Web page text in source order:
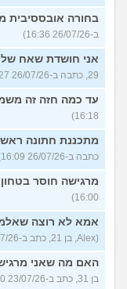
בחורה אובססיבית
ב-26/07/26 16:36)
אני חושדת שאח
29, כתבה ב-26/07/26 16:27)
עד כמה חזה זה
16:18)
מתכננת חתונה
כתבה ב-26/07/26 16:09)
מרגישה חוסר
16:00)
אמא לא רוצה
(Alex, בן 21, כתב ב-23/07/26 16:01)
האם מה שאני מרגיש
בן 31, כתב ב-23/07/26 15:50)